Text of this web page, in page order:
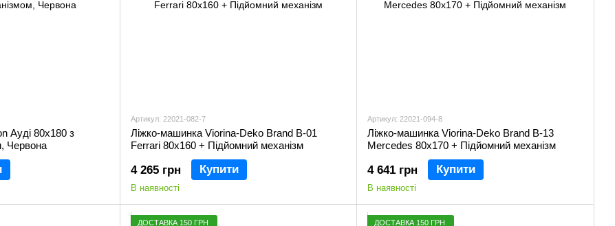
Ауді 80х180 з
Червона
Артикул: 22021-082-7
Ліжко-машинка Viorina-Deko Brand B-01
Ferrari 80х160 + Підйомний механізм
4 265 грн Купити
В наявності
Артикул: 22021-094-8
Ліжко-машинка Viorina-Deko Brand B-13
Mercedes 80х170 + Підйомний механізм
4 641 грн Купити
В наявності
ДОСТАВКА 150 ГРН ДОСТАВКА 150 ГРН